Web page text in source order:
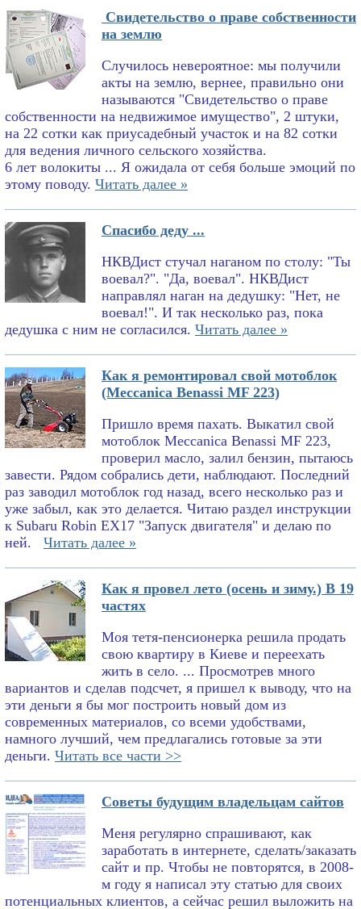
Свидетельство о праве собственности
на землю
Случилось невероятное: мы получили
акты на землю, вернее, правильно они
называются "Свидетельство о праве
собственности на недвижимое имущество", 2 штуки,
на 22 сотки как приусадебный участок и на 82 сотки
для ведения личного сельского хозяйства.
6 лет волокиты ... Я ожидала от себя больше эмоций по
этому поводу. Читать далее »
Спасибо деду ...
НКВДист стучал наганом по столу: "Ты
воевал?". "Да, воевал". НКВДист
направлял наган на дедушку: "Нет, не
воевал!". И так несколько раз, пока
дедушка с ним не согласился. Читать далее »
Как я ремонтировал свой мотоблок
(Meccanica Benassi MF 223)
Пришло время пахать. Выкатил свой
мотоблок Meccanica Benassi MF 223,
проверил масло, залил бензин, пытаюсь
завести. Рядом собрались дети, наблюдают. Последний
раз заводил мотоблок год назад, всего несколько раз и
уже забыл, как это делается. Читаю раздел инструкции
к Subaru Robin EX17 "Запуск двигателя" и делаю по
ней.
Читать далее »
Как я провел лето (осень и зиму.) В 19
частях
Моя тетя-пенсионерка решила продать
свою квартиру в Киеве и переехать
жить в село. ... Просмотрев много
вариантов и сделав подсчет, я пришел к выводу, что на
эти деньги я бы мог построить новый дом из
современных материалов, со всеми удобствами,
намного лучший, чем предлагались готовые за эти
деньги. Читать все части >>
Советы будущим владельцам сайтов
Меня регулярно спрашивают, как
заработать в интернете, сделать/заказать
сайт и пр. Чтобы не повторятся, в 2008-
м году я написал эту статью для своих
потенциальных клиентов, а сейчас решил выложить на